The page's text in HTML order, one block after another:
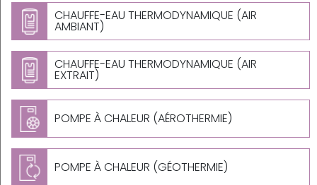
CHAUFFE-EAU THERMODYNAMIQUE (AIR
AMBIANT)
CHAUFFE-EAU THERMODYNAMIQUE (AIR
EXTRAIT)
POMPE À CHALEUR (AÉROTHERMIE)
POMPE À CHALEUR (GÉOTHERMIE)